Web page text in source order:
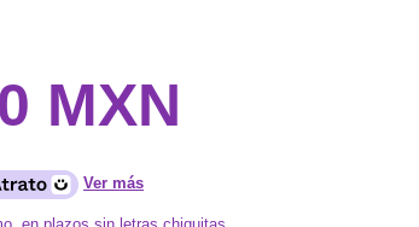
MXN
Ver más